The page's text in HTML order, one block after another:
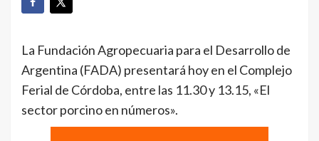
La Fundación Agropecuaria para el Desarrollo de
Argentina (FADA) presentará hoy en el Complejo
Ferial de Córdoba, entre las 11.30 y 13.15, «El
sector porcino en números».